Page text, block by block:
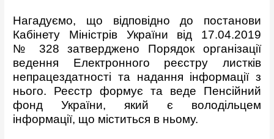
Нагадуємо, що відповідно до постанови
Кабінету Міністрів України від 17.04.2019
№ 328 затверджено Порядок організації
ведення Електронного реєстру листків
непрацездатності та надання інформації з
нього. Реєстр формує та веде Пенсійний
фонд України, який є володільцем
інформації, що міститься в ньому.